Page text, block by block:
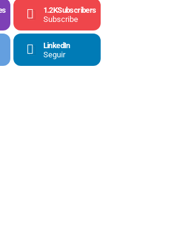
1.2KSubscribers
Subscribe
LinkedIn
Seguir